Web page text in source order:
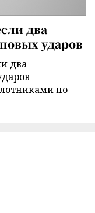
два
ударов
два
по